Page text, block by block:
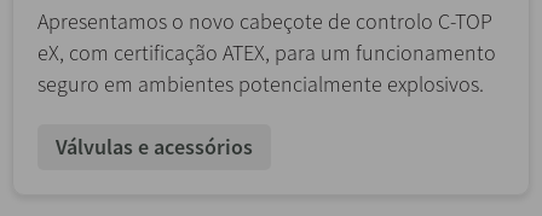
Apresentamos o novo cabeçote de controlo C-TOP
eX, com certificação ATEX, para um funcionamento
seguro em ambientes potencialmente explosivos.
Válvulas e acessórios